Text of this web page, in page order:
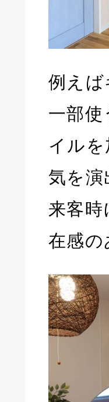
例え
一部
イル
気を演
来客
在感